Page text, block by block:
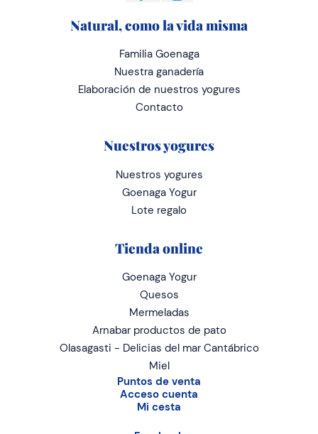
Natural, como la vida misma
Familia Goenaga
Nuestra ganadería
Elaboración de nuestros yogures
Contacto
Nuestros yogures
Nuestros yogures
Goenaga Yogur
Lote regalo
Tienda online
Goenaga Yogur
Quesos
Mermeladas
Arnabar productos de pato
Olasagasti - Delicias del mar Cantábrico
Miel
Puntos de venta
Acceso cuenta
Mi cesta